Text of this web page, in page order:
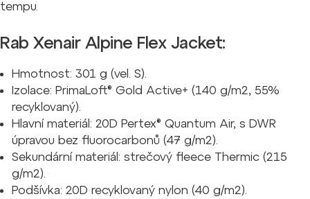
tempu.
Rab Xenair Alpine Flex Jacket:
Hmotnost: 301 g (vel. S).
Izolace: PrimaLoft® Gold Active+ (140 g/m2, 55%
recyklovaný).
Hlavní materiál: 20D Pertex® Quantum Air, s DWR
úpravou bez fluorocarbonů (47 g/m2).
Sekundární materiál: strečový fleece Thermic (215
g/m2).
Podšívka: 20D recyklovaný nylon (40 g/m2).